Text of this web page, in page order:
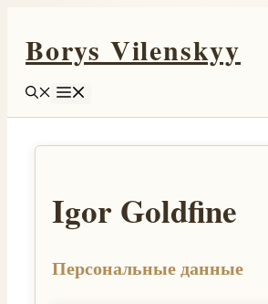
содержимому
Borys Vilenskyy
Igor Goldfine
Персональные данные